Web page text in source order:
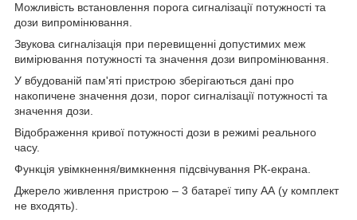
Можливість встановлення порога сигналізації потужності та
дози випромінювання.
Звукова сигналізація при перевищенні допустимих меж
вимірювання потужності та значення дози випромінювання.
У вбудованій пам'яті пристрою зберігаються дані про
накопичене значення дози, порог сигналізації потужності та
значення дози.
Відображення кривої потужності дози в режимі реального
часу.
Функція увімкнення/вимкнення підсвічування РК-екрана.
Джерело живлення пристрою – 3 батареї типу АА (у комплект
не входять).